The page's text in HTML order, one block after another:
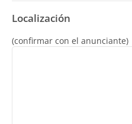
Localización
(confirmar con el anunciante)